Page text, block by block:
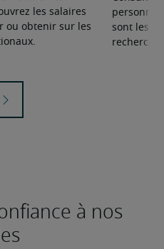
les salaires
ou obtenir sur les
personnel
sont les